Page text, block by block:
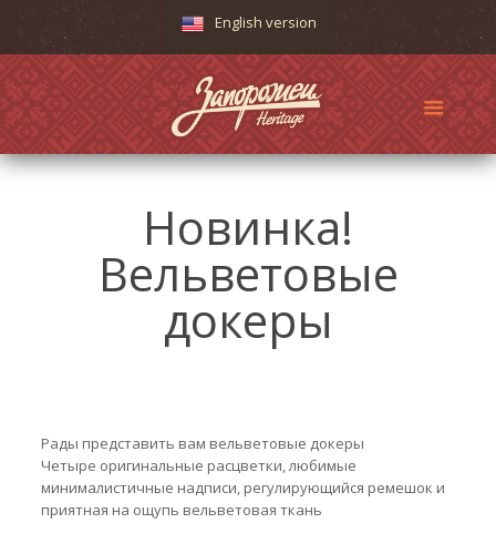
English version
Новинка!
Вельветовые
докеры
Рады представить вам вельветовые докеры
Четыре оригинальные расцветки, любимые
минималистичные надписи, регулирующийся ремешок и
приятная на ощупь вельветовая ткань